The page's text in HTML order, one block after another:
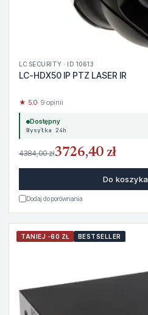
LC SECURITY · ID 10613
LC-HDX50 IP PTZ LASER IR
★ 5.0· 9 opinii
Dostępny
Wysyłka 24h
4384,00 zł3726,40 zł
Do koszyka
Dodaj do porównania
TANIEJ -60 ZŁ BESTSELLER